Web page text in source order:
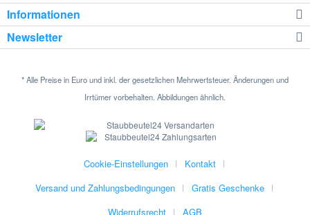
Informationen
Newsletter
* Alle Preise in Euro und inkl. der gesetzlichen Mehrwertsteuer. Änderungen und
Irrtümer vorbehalten. Abbildungen ähnlich.
Cookie-Einstellungen
Kontakt
Versand und Zahlungsbedingungen
Gratis Geschenke
Widerrufsrecht
AGB